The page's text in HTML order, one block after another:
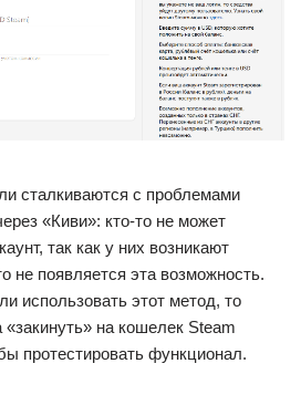
сталкиваются с проблемами
«Киви»: кто-то не может
так как у них возникают
не появляется эта возможность.
использовать этот метод, то
на кошелек Steam
протестировать функционал.